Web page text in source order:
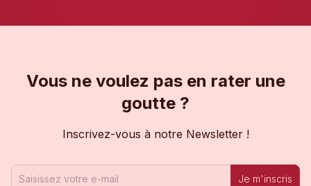
Vous ne voulez pas en rater une
goutte ?
Inscrivez-vous à notre Newsletter !
Je m'inscris